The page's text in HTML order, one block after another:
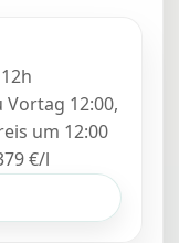
Vortag 12:00,
um 12:00
€/l